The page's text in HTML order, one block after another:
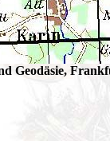
Geodäsie,